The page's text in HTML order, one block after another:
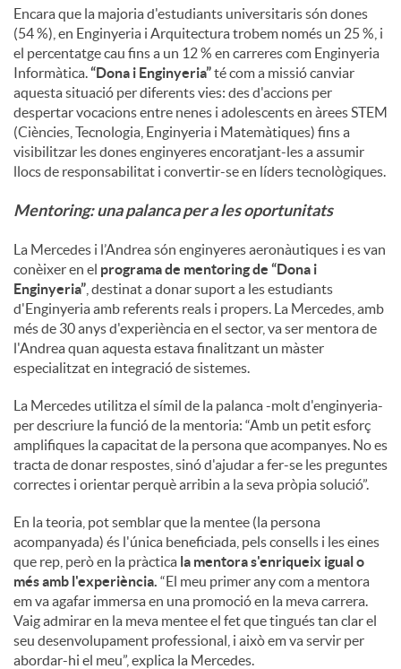
Encara que la majoria d'estudiants universitaris són dones
(54 %), en Enginyeria i Arquitectura trobem només un 25 %, i
el percentatge cau fins a un 12 % en carreres com Enginyeria
Informàtica.“Dona i Enginyeria”té com a missió canviar
aquesta situació per diferents vies: des d'accions per
despertar vocacions entre nenes i adolescents en àrees STEM
(Ciències, Tecnologia, Enginyeria i Matemàtiques) fins a
visibilitzar les dones enginyeres encoratjant-les a assumir
llocs de responsabilitat i convertir-se en líders tecnològiques.
Mentoring: una palanca per a les oportunitats
La Mercedes i l’Andrea són enginyeres aeronàutiques i es van
conèixer en el programa de mentoring de “Dona i
Enginyeria” , destinat a donar suport a les estudiants
d'Enginyeria amb referents reals i propers. La Mercedes, amb
més de 30 anys d'experiència en el sector, va ser mentora de
l'Andrea quan aquesta estava finalitzant un màster
especialitzat en integració de sistemes.
La Mercedes utilitza el símil de la palanca -molt d'enginyeria-
per descriure la funció de la mentoria: “Amb un petit esforç
amplifiques la capacitat de la persona que acompanyes. No es
tracta de donar respostes, sinó d'ajudar a fer-se les preguntes
correctes i orientar perquè arribin a la seva pròpia solució”.
En la teoria, pot semblar que la mentee (la persona
acompanyada) és l'única beneficiada, pels consells i les eines
que rep, però en la pràctica la mentora s'enriqueix igual o
més amb l'experiència. “El meu primer any com a mentora
em va agafar immersa en una promoció en la meva carrera.
Vaig admirar en la meva mentee el fet que tingués tan clar el
seu desenvolupament professional, i això em va servir per
abordar-hi el meu”, explica la Mercedes.